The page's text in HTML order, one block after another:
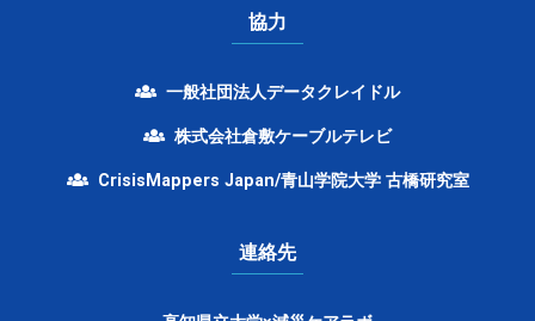
協力
一般社団法人データクレイドル
株式会社倉敷ケーブルテレビ
CrisisMappers Japan/青山学院大学 古橋研究室
連絡先